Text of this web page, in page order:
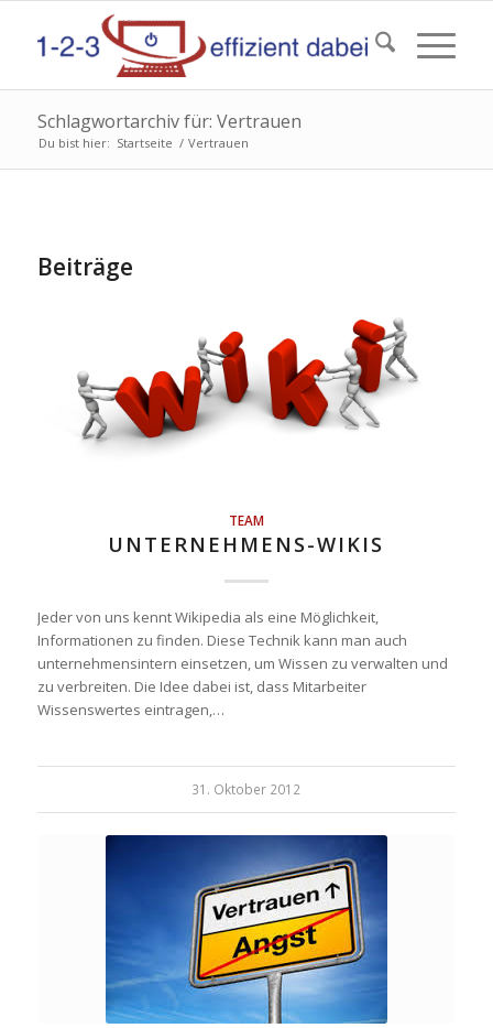
Schlagwortarchiv für: Vertrauen
Du bist hier: Startseite / Vertrauen
Beiträge
TEAM
UNTERNEHMENS-WIKIS
Jeder von uns kennt Wikipedia als eine Möglichkeit,
Informationen zu finden. Diese Technik kann man auch
unternehmensintern einsetzen, um Wissen zu verwalten und
zu verbreiten. Die Idee dabei ist, dass Mitarbeiter
Wissenswertes eintragen,…
31. Oktober 2012